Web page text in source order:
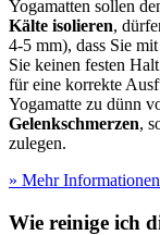
Yogamatten sollen
Kälte isolieren,
4-5 mm), dass Sie
Sie keinen festen
für eine korrekte
Yogamatte zu dünn
Gelenkschmerzen,
zulegen.
» Mehr Informationen
Wie reinige ich